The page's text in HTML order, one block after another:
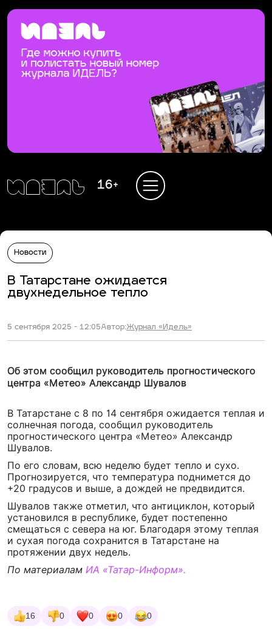
16+
Новости
В Татарстане ожидается
двухнедельное тепло
5 сентября 2025 - 12:05Автор:Журнал «Идель»
Об этом сообщил руководитель прогностического
центра «Метео» Александр Шувалов
В Татарстане с 8 по 14 сентября ожидается теплая и
солнечная погода, сообщил руководитель
прогностического центра «Метео» Александр
Шувалов.
По его словам, всю неделю будет тепло и сухо.
Прогнозируется, что температура поднимется до
+20 градусов и выше, а дождей не предвидится.
Шувалов также отметил, что антициклон, который
установился в республике, будет постепенно
смещаться с севера на юг. Благодаря этому теплая
и сухая погода сохранится в Татарстане на
протяжении двух недель.
По материалам ИА «Татар-Информ».
16 0 0 0 0